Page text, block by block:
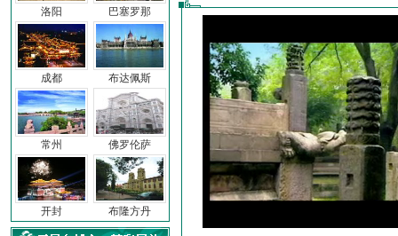
洛阳
成都
常州
开封
巴塞罗那
布达佩斯
佛罗伦萨
布隆方丹